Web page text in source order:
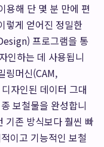
용해 단 몇 분 만에 편
렇게 얻어진 정밀한
프로그램을 통
인하는 데 사용됩니
링머신(CAM,
인된 데이터 그대
보철물을 완성합니
기존 방식보다 훨씬 빠
이고 기능적인 보철